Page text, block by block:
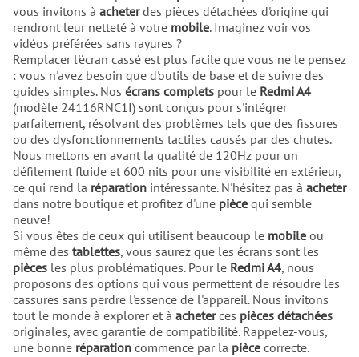
vous invitons à acheterdes pièces détachées d'origine qui
rendront leur netteté à votre mobile. Imaginez voir vos
vidéos préférées sans rayures ?
Remplacer l'écran cassé est plus facile que vous ne le pensez
: vous n'avez besoin que d'outils de base et de suivre des
guides simples. Nos écrans complets pour le Redmi A4
(modèle 24116RNC1I) sont conçus pour s'intégrer
parfaitement, résolvant des problèmes tels que des fissures
ou des dysfonctionnements tactiles causés par des chutes.
Nous mettons en avant la qualité de 120Hz pour un
défilement fluide et 600 nits pour une visibilité en extérieur,
ce qui rend la réparation intéressante. N'hésitez pas à acheter
dans notre boutique et profitez d'une pièce qui semble
neuve!
Si vous êtes de ceux qui utilisent beaucoup le mobile ou
même des tablettes, vous saurez que les écrans sont les
pièces les plus problématiques. Pour le Redmi A4, nous
proposons des options qui vous permettent de résoudre les
cassures sans perdre l'essence de l'appareil. Nous invitons
tout le monde à explorer et à acheterces pièces détachées
originales, avec garantie de compatibilité. Rappelez-vous,
une bonne réparation commence par la pièce correcte.